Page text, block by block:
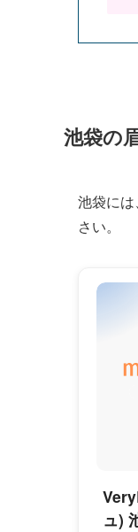
池袋の
池袋に
さい。
ュ)